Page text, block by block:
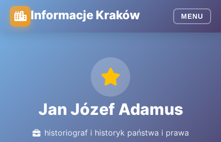
Informacje Kraków MENU
Jan Józef Adamus
historiograf i historyk państwa i prawa